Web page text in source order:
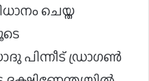
ചെയ്ത
പിന്നീട് ഡ്രാഗൺ